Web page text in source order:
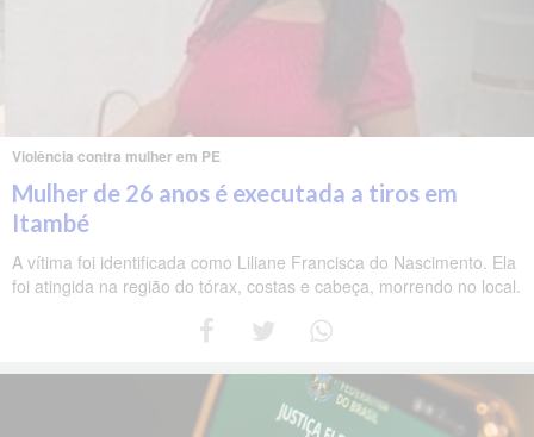
Violência contra mulher em PE
Mulher de 26 anos é executada a tiros em
Itambé
A vítima foi identificada como Liliane Francisca do Nascimento. Ela
foi atingida na região do tórax, costas e cabeça, morrendo no local.